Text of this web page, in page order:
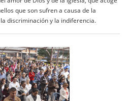
que son sufren a causa de la
discriminación y la indiferencia.